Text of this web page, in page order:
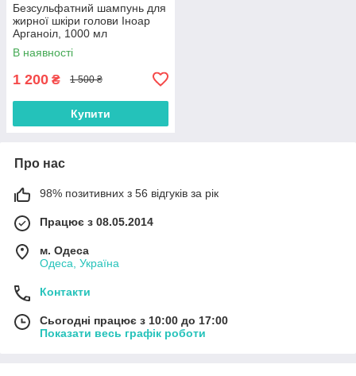
Безсульфатний шампунь для
жирної шкіри голови Іноар
Арганоіл, 1000 мл
В наявності
1 200 ₴ 1 500 ₴
Купити
Про нас
98% позитивних з 56 відгуків за рік
Працює з 08.05.2014
м. Одеса
Одеса, Україна
Контакти
Сьогодні працює з 10:00 до 17:00
Показати весь графік роботи